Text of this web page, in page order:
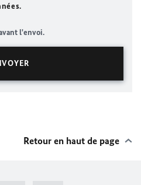
l'envoi.
Retour en haut de page